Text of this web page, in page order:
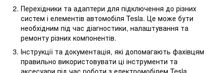
Перехідники та адаптери для підключення до різних
систем і елементів автомобіля Tesla. Це може бути
необхідним під час діагностики, налаштування та
ремонту різних компонентів.
Інструкції та документація, які допомагають фахівцям
правильно використовувати ці інструменти та